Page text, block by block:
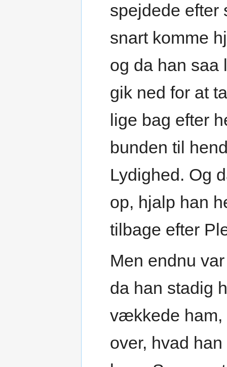
spejdede efter
snart komme
og da han saa
gik ned for at
lige bag efter
bunden til
Lydighed. Og
op, hjalp han
tilbage efter
Men endnu
da han stadig
vækkede ham,
over, hvad